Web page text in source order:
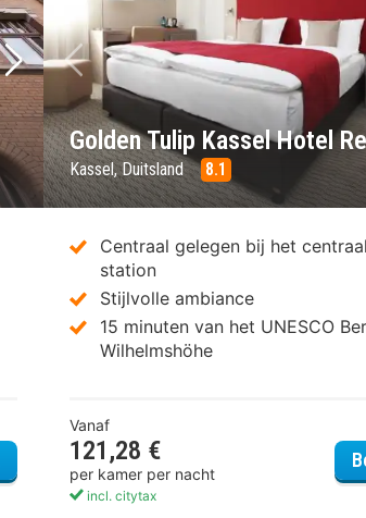
Volgende foto
TRYP by Wyndham Kassel City Centre
Vorige foto
Golden Tulip Kassel Hotel
Kassel, Duitsland 8.1
Centraal gelegen bij het centraal
station
Stijlvolle ambiance
15 minuten van het UNESCO
Wilhelmshöhe
Vanaf
121,28 €
per kamer per nacht
incl. citytax